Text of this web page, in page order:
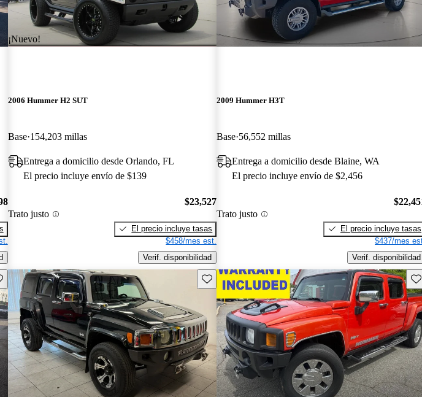
¡Nuevo!
2006 Hummer H2 SUT
Base 154,203 millas
Entrega a domicilio desde Orlando, FL
El precio incluye envío de $139
Trato justo
$23,527
El precio incluye tasas
$458/mes est.
Verif. disponibilidad
2009 Hummer H3T
Base 56,552 millas
Entrega a domicilio desde Blaine, WA
El precio incluye envío de $2,456
Trato justo
El precio incluye tasas
$437/mes
Verif. disponibilidad
este Aviso Guarda este Aviso